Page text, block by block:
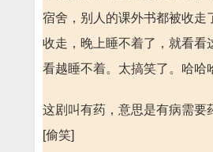
宿舍，别人的课外书都被收走
收走，晚上睡不着了，就看看
看越睡不着。太搞笑了。哈哈
这剧叫有药，意思是有病需要
[偷笑]